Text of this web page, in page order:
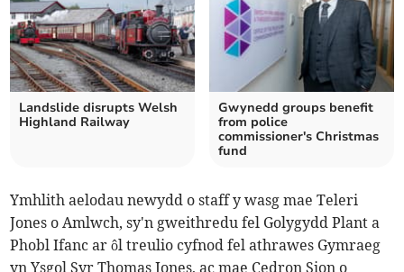
Landslide disrupts Welsh
Highland Railway
Gwynedd groups benefit
from police
commissioner's Christmas
fund
Ymhlith aelodau newydd o staff y wasg mae Teleri
Jones o Amlwch, sy'n gweithredu fel Golygydd Plant a
Phobl Ifanc ar ôl treulio cyfnod fel athrawes Gymraeg
yn Ysgol Syr Thomas Jones, ac mae Cedron Sion o